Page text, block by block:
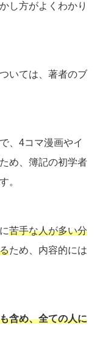
し方がよくわかり
いては、著者のブ
、4コマ漫画やイ
め、簿記の初学者
。
苦手な人が多い分
ため、内容的には
含め、全ての人に